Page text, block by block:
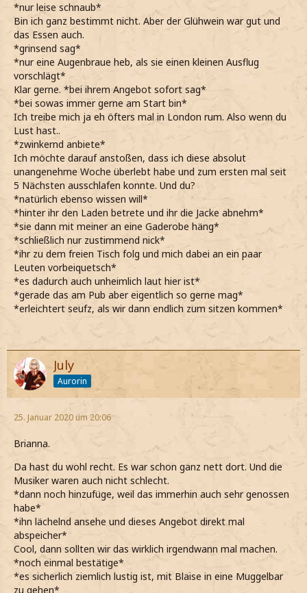
*nur leise schnaub*
Bin ich ganz bestimmt nicht. Aber der Glühwein war gut und
das Essen auch.
*grinsend sag*
*nur eine Augenbraue heb, als sie einen kleinen Ausflug
vorschlägt*
Klar gerne. *bei ihrem Angebot sofort sag*
*bei sowas immer gerne am Start bin*
Ich treibe mich ja eh öfters mal in London rum. Also wenn du
Lust hast..
*zwinkernd anbiete*
Ich möchte darauf anstoßen, dass ich diese absolut
unangenehme Woche überlebt habe und zum ersten mal seit
5 Nächsten ausschlafen konnte. Und du?
*natürlich ebenso wissen will*
*hinter ihr den Laden betrete und ihr die Jacke abnehm*
*sie dann mit meiner an eine Gaderobe häng*
*schließlich nur zustimmend nick*
*ihr zu dem freien Tisch folg und mich dabei an ein paar
Leuten vorbeiquetsch*
*es dadurch auch unheimlich laut hier ist*
*gerade das am Pub aber eigentlich so gerne mag*
*erleichtert seufz, als wir dann endlich zum sitzen kommen*
July
Aurorin
25. Januar 2020 um 20:06
Brianna.
Da hast du wohl recht. Es war schon ganz nett dort. Und die
Musiker waren auch nicht schlecht.
*dann noch hinzufüge, weil das immerhin auch sehr genossen
habe*
*ihn lächelnd ansehe und dieses Angebot direkt mal
abspeicher*
Cool, dann sollten wir das wirklich irgendwann mal machen.
*noch einmal bestätige*
*es sicherlich ziemlich lustig ist, mit Blaise in eine Muggelbar
zu gehen*